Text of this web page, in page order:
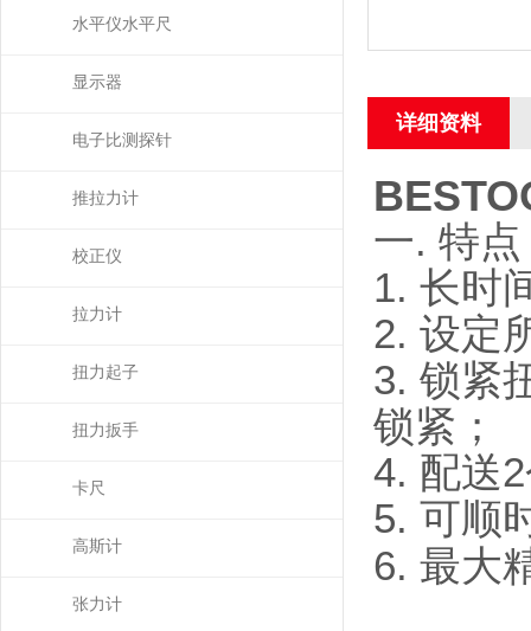
水平仪水平尺
显示器
电子比测探针
推拉力计
校正仪
拉力计
扭力起子
扭力扳手
卡尺
高斯计
张力计
详细资料
一. 特点
1. 长时
2. 设定
3. 锁紧
锁紧；
4. 配送
5. 可顺
6. 最大